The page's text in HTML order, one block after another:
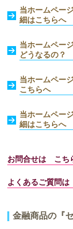
当ホームペー
細はこちらへ
当ホームペー
どうなるの？
当ホームペー
こちらへ
当ホームペー
細はこちらへ
お問合せは こち
よくあるご質問
金融商品の『